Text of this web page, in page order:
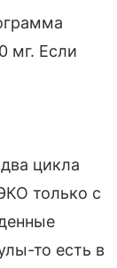
мг. Если
цикла
только с
то есть в